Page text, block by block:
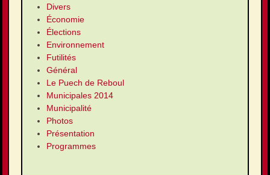
Divers
Économie
Élections
Environnement
Futilités
Général
Le Puech de Reboul
Municipales 2014
Municipalité
Photos
Présentation
Programmes